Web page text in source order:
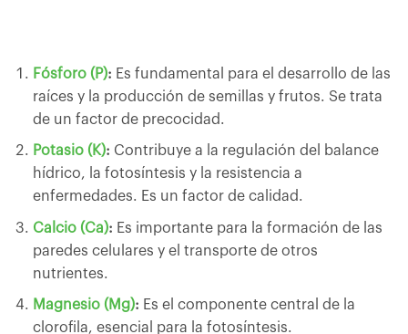
Fósforo (P): Es fundamental para el desarrollo de las
raíces y la producción de semillas y frutos. Se trata
de un factor de precocidad.
Potasio (K): Contribuye a la regulación del balance
hídrico, la fotosíntesis y la resistencia a
enfermedades. Es un factor de calidad.
Calcio (Ca): Es importante para la formación de las
paredes celulares y el transporte de otros
nutrientes.
Magnesio (Mg): Es el componente central de la
clorofila, esencial para la fotosíntesis.